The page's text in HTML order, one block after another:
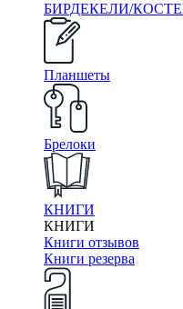
БИРДЕКЕЛИ/
Планшеты
Брелоки
КНИГИ
КНИГИ
Книги отзывов
Книги резерва